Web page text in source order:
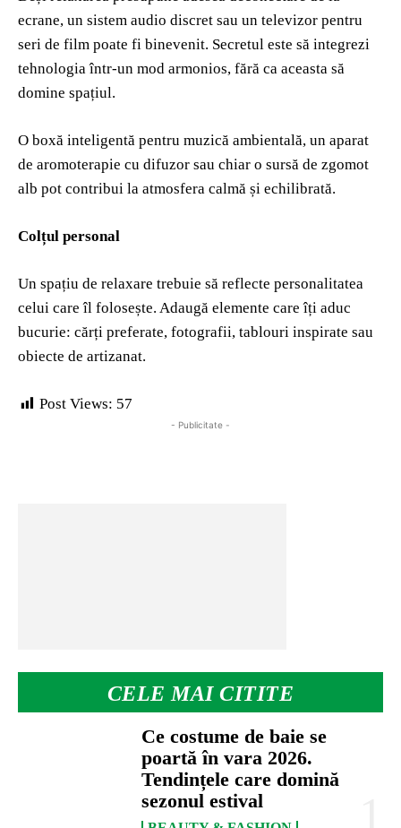
CELE MAI CITITE
Ce costume de baie se
poartă în vara 2026.
Tendințele care domină
sezonul estival
ecrane, un sistem audio discret sau un televizor pentru
seri de film poate fi binevenit. Secretul este să integrezi
tehnologia într-un mod armonios, fără ca aceasta să
domine spațiul.
O boxă inteligentă pentru muzică ambientală, un aparat
de aromoterapie cu difuzor sau chiar o sursă de zgomot
alb pot contribui la atmosfera calmă și echilibrată.
Colțul personal
Un spațiu de relaxare trebuie să reflecte personalitatea
celui care îl folosește. Adaugă elemente care îți aduc
bucurie: cărți preferate, fotografii, tablouri inspirate sau
obiecte de artizanat.
Post Views: 57
- Publicitate -